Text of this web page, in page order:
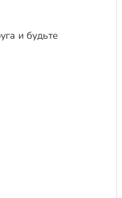
и будьте